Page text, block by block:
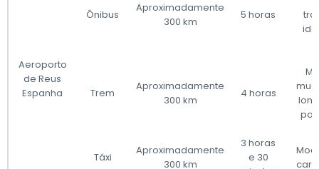
Aeroporto
de Reus
Espanha
Ônibus
Aproximadamente
300 km
5 horas
Trem
Aproximadamente
300 km
4 horas
Táxi
Aproximadamente
300 km
3 horas
e 30